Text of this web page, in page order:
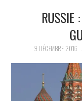
JURIDIQUE
HISTOIRE
CULTURE
RUSSIE
9 DÉCEMBRE 2016